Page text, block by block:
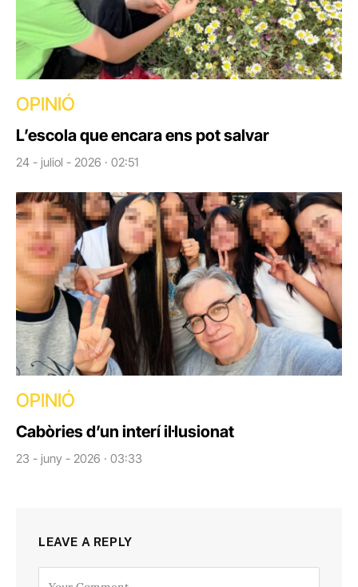
OPINIÓ
L’escola que encara ens pot salvar
24 - juliol - 2026 · 02:51
OPINIÓ
Cabòries d’un interí il·lusionat
23 - juny - 2026 · 03:33
LEAVE A REPLY